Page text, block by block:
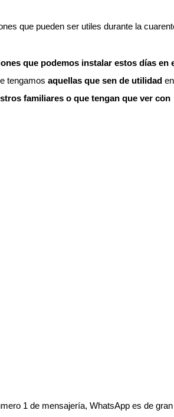
que podemos instalar estos días en
tengamos aquellas que sen de utilidad
familiares o que tengan que ver
1 de mensajería, WhatsApp es de